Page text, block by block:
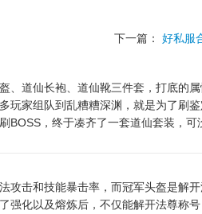
下一篇： 好私服
、道仙长袍、道仙靴三件套，打底的
玩家组队到乱糟糟深渊，就是为了刷
BOSS，终于凑齐了一套道仙套装，
攻击和技能暴击率，而冠军头盔是解开
强化以及熔炼后，不仅能解开法尊称